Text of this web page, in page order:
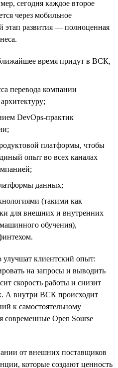
сегодня каждое второе
через мобильное
развития — полноценная
время придут в ВСК,
перевода компании
DevOps-практик
платформы, чтобы
опыт во всех каналах
данных;
(такими как
для внешних и внутренних
обучения),
улучшат клиентский опыт:
на запросы и выводить
скорость работы и снизит
А внутри ВСК происходит
к самостоятельному
современные Open Sourse
от внешних поставщиков
которые создают ценность